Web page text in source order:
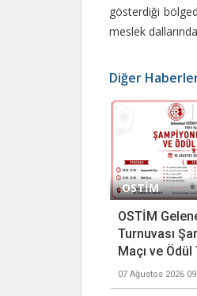
gösterdiği
meslek
Diğer
OSTİM
OSTİM
Turnuvası
Maçı ve
07 Ağustos 2026